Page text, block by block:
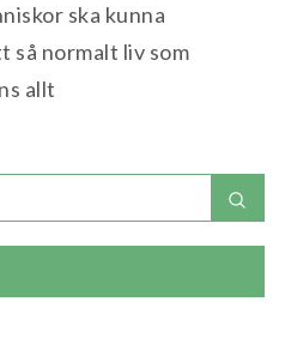
ska kunna
så normalt liv som
allt